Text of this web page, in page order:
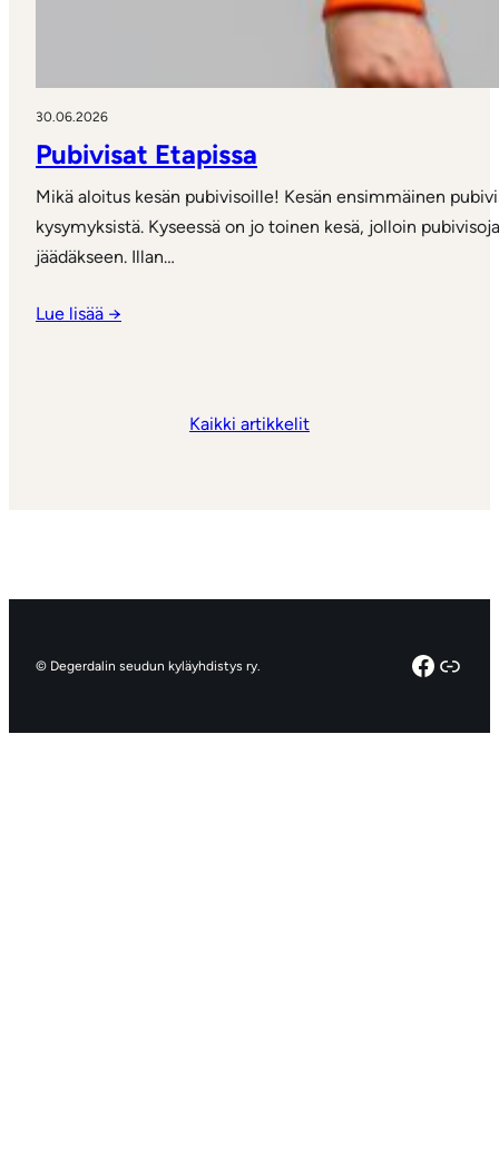
30.06.2026
Pubivisat Etapissa
Mikä aloitus kesän pubivisoille! Kesän ensimmäinen
kysymyksistä. Kyseessä on jo toinen kesä, jolloin
jäädäkseen. Illan…
Lue lisää →
Kaikki artikkelit
© Degerdalin seudun kyläyhdistys ry.